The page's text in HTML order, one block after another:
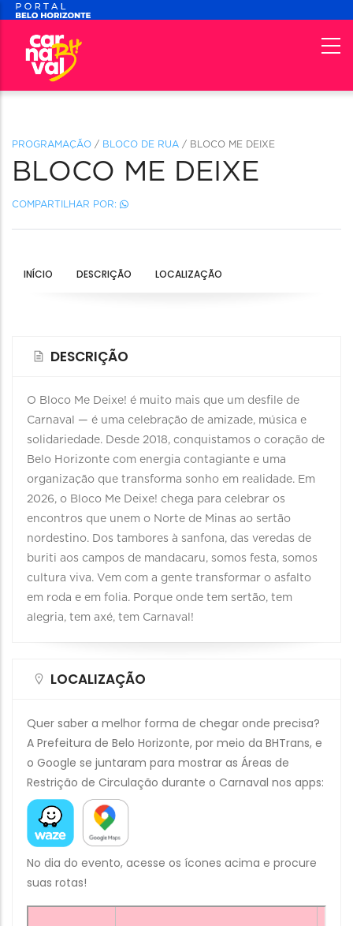
PROGRAMAÇÃO / BLOCO DE RUA / BLOCO ME DEIXE
BLOCO ME DEIXE
COMPARTILHAR POR:
INÍCIO DESCRIÇÃO LOCALIZAÇÃO
DESCRIÇÃO
O Bloco Me Deixe! é muito mais que um desfile de
Carnaval — é uma celebração de amizade, música e
solidariedade. Desde 2018, conquistamos o coração de
Belo Horizonte com energia contagiante e uma
organização que transforma sonho em realidade. Em
2026, o Bloco Me Deixe! chega para celebrar os
encontros que unem o Norte de Minas ao sertão
nordestino. Dos tambores à sanfona, das veredas de
buriti aos campos de mandacaru, somos festa, somos
cultura viva. Vem com a gente transformar o asfalto
em roda e em folia. Porque onde tem sertão, tem
alegria, tem axé, tem Carnaval!
LOCALIZAÇÃO
Quer saber a melhor forma de chegar onde precisa?
A Prefeitura de Belo Horizonte, por meio da BHTrans, e
o Google se juntaram para mostrar as Áreas de
Restrição de Circulação durante o Carnaval nos apps:
No dia do evento, acesse os ícones acima e procure
suas rotas!